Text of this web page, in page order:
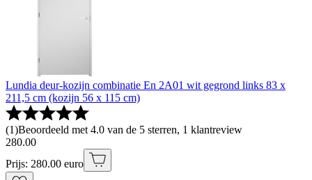
Lundia deur-kozijn combinatie En 2A01 wit gegrond links 83 x
211,5 cm (kozijn 56 x 115 cm)
(1)Beoordeeld met 4.0 van de 5 sterren, 1 klantreview
280.00
Prijs: 280.00 euro